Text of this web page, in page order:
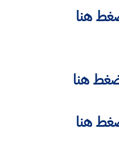
هنا
هنا
هنا